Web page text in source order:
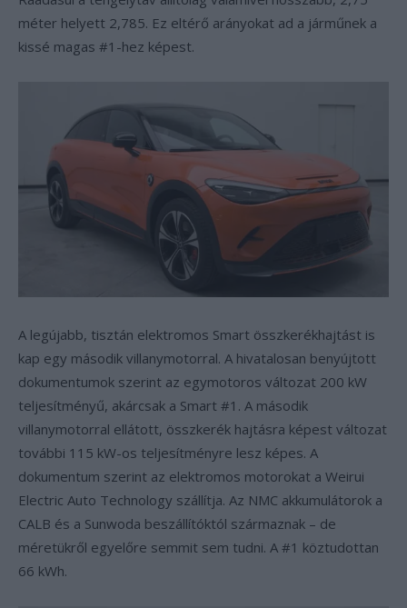
méter helyett 2,785. Ez eltérő arányokat ad a járműnek a
kissé magas #1-hez képest.
A legújabb, tisztán elektromos Smart összkerékhajtást is
kap egy második villanymotorral. A hivatalosan benyújtott
dokumentumok szerint az egymotoros változat 200 kW
teljesítményű, akárcsak a Smart #1. A második
villanymotorral ellátott, összkerék hajtásra képest változat
további 115 kW-os teljesítményre lesz képes. A
dokumentum szerint az elektromos motorokat a Weirui
Electric Auto Technology szállítja. Az NMC akkumulátorok a
CALB és a Sunwoda beszállítóktól származnak – de
méretükről egyelőre semmit sem tudni. A #1 köztudottan
66 kWh.